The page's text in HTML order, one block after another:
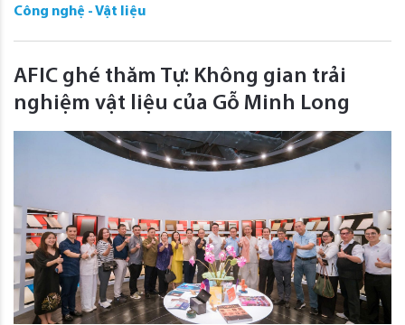
Công nghệ - Vật liệu
AFIC ghé thăm Tự: Không gian trải
nghiệm vật liệu của Gỗ Minh Long